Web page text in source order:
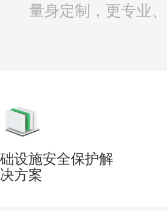
量身定制，更专业
设施安全保护解
决方案